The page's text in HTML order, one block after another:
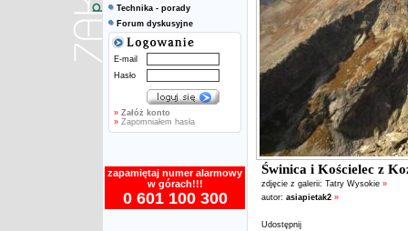
Technika - porady
Forum dyskusyjne
E-mail
Hasło
» Załóż konto
» Zapomniałem hasła
zapamiętaj numer alarmowy
w górach!!!
0 601 100 300
Świnica i Kościelec z
zdjęcie z galerii: Tatry Wysokie »
autor: asiapietak2 »
Udostępnij